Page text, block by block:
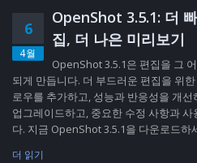
6
4월
OpenShot 3.5.1: 더
집, 더 나은 미리보기
OpenShot 3.5.1은 편집을 그
되게 만듭니다. 더 부드러운 편집을 위
로우를 추가하고, 성능과 반응성을 개
업그레이드하고, 중요한 수정 사항과
다. 지금 OpenShot 3.5.1을 다운로드하
더 읽기